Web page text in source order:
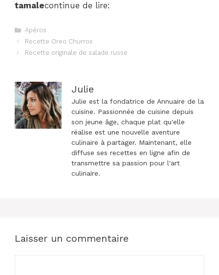
tamalecontinue de lire:
Catégories
Apéros
Navigation
des
Recette Oreo Churros
Recette originale de salade russe
Julie
Julie est la fondatrice de Annuaire de la
cuisine. Passionnée de cuisine depuis
son jeune âge, chaque plat qu'elle
réalise est une nouvelle aventure
culinaire à partager. Maintenant, elle
diffuse ses recettes en ligne afin de
transmettre sa passion pour l'art
culinaire.
Laisser un commentaire